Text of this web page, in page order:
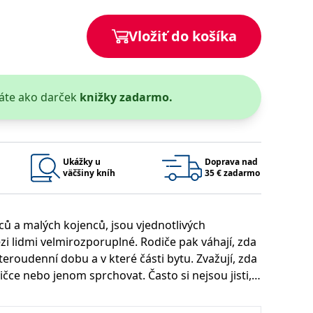
Vložiť do košíka
ako darček knižky zadarmo.
Ukážky u
väčšiny kníh
Doprava nad
35 € zadarmo
a malých kojenců, jsou vjednotlivých
lidmi velmirozporuplné. Rodiče pak váhají, zda
dobu a v které části bytu. Zvažují, zda
nebo jenom sprchovat. Často si nejsou jisti,
koupání a jak dlouho může býtdítě ve vodě.
jaké polozea jakým způsobem by měli dítě
možné podávat platné zprávy o používání jejich webových
k udržování proměnných relací uživatelů. Obvykle se
příkladem je udržování přihlášeného stavu uživatele mezi
aktivit na webu.
pro interní analýzu.
Popis
1 rok 1 měsíc
Google Privacy Policy